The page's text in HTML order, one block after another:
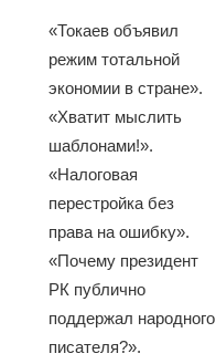
«Токаев объявил
режим тотальной
экономии в стране».
«Хватит мыслить
шаблонами!».
«Налоговая
перестройка без
права на ошибку».
«Почему президент
РК публично
поддержал народного
писателя?».